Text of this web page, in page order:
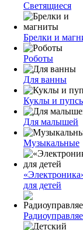
Светящиеся
Брелки и
Роботы
Для ванны
Куклы и
Для малышей
Музыкальные
для детей